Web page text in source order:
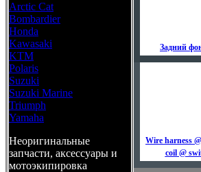
Arctic Cat
Bombardier
Honda
Kawasaki
KTM
Polaris
Suzuki
Suzuki Marine
Triumph
Yamaha
Неоригинальные
запчасти, аксессуары и
мотоэкипировка
Задний
Wire harness
coil @